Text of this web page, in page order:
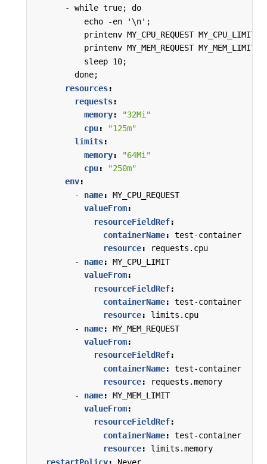
- while true; do
echo -en '\n';
printenv MY_CPU_REQUEST MY_CPU_LIMIT;
printenv MY_MEM_REQUEST MY_MEM_LIMIT;
sleep 10;
done;
resources:
requests:
memory:
"32Mi"
cpu:
"125m"
limits:
memory:
"64Mi"
cpu:
"250m"
env:
- name:
MY_CPU_REQUEST
valueFrom:
resourceFieldRef:
containerName:
test-container
resource:
requests.cpu
- name:
MY_CPU_LIMIT
valueFrom:
resourceFieldRef:
containerName:
test-container
resource:
limits.cpu
- name:
MY_MEM_REQUEST
valueFrom:
resourceFieldRef:
containerName:
test-container
resource:
requests.memory
- name:
MY_MEM_LIMIT
valueFrom:
resourceFieldRef:
containerName:
test-container
resource:
limits.memory
restartPolicy: Never